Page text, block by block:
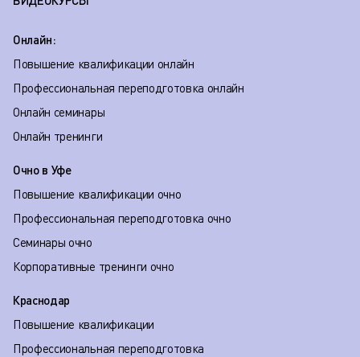
Онлайн:
Повышение квалификации онлайн
Профессиональная переподготовка онлайн
Онлайн семинары
Онлайн тренинги
Очно в Уфе
Повышение квалификации очно
Профессиональная переподготовка очно
Семинары очно
Корпоративные тренинги очно
Краснодар
Повышение квалификации
Профессиональная переподготовка